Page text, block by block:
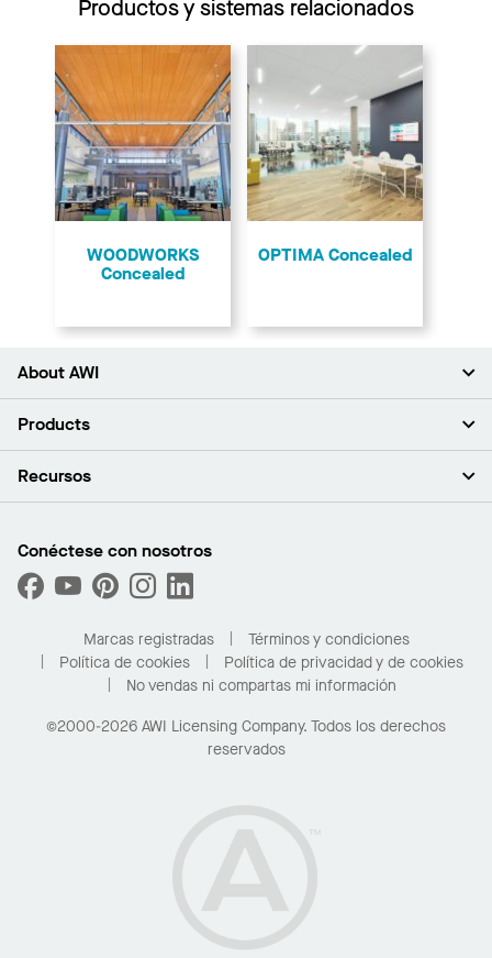
Productos y sistemas relacionados
WOODWORKS
Concealed
OPTIMA Concealed
About AWI
Acerca de nosotros
Sala de prensa
¿Cuáles son mis opciones de compra?
Products
Plafones
Capacidades personalizadas
Desempeño
Recursos
Buscar un distribuidor
Solicitar muestras
Compre en línea con Kanopi
Para el hogar
Conéctese con nosotros
Marcas registradas
Términos y condiciones
Política de cookies
Política de privacidad y de cookies
No vendas ni compartas mi información
©2000-2026 AWI Licensing Company. Todos los derechos
reservados